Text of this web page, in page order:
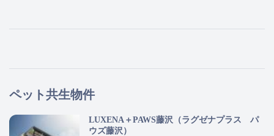
ペット共生物件
LUXENA＋PAWS藤沢（ラグゼナプラス パ
ウズ藤沢）